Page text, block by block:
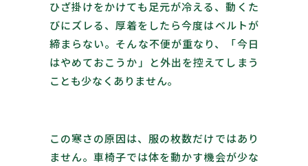
ひざ掛けをかけても足元が冷える、動くた
びにズレる、厚着をしたら今度はベルトが
締まらない。そんな不便が重なり、「今日
はやめておこうか」と外出を控えてしまう
ことも少なくありません。
この寒さの原因は、服の枚数だけではあり
ません。車椅子では体を動かす機会が少な